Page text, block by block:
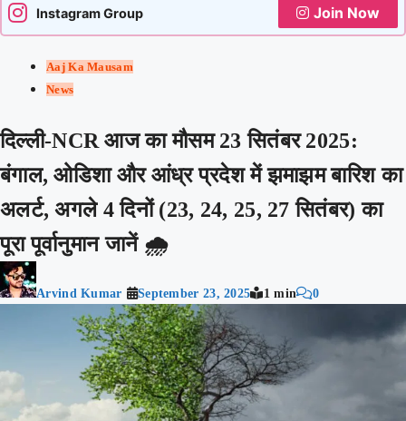
Instagram Group Join Now
Aaj Ka Mausam
News
दिल्ली-NCR आज का मौसम 23 सितंबर 2025:
बंगाल, ओडिशा और आंध्र प्रदेश में झमाझम बारिश का
अलर्ट, अगले 4 दिनों (23, 24, 25, 27 सितंबर) का
पूरा पूर्वानुमान जानें 🌧️
Arvind Kumar September 23, 2025 1 min 0